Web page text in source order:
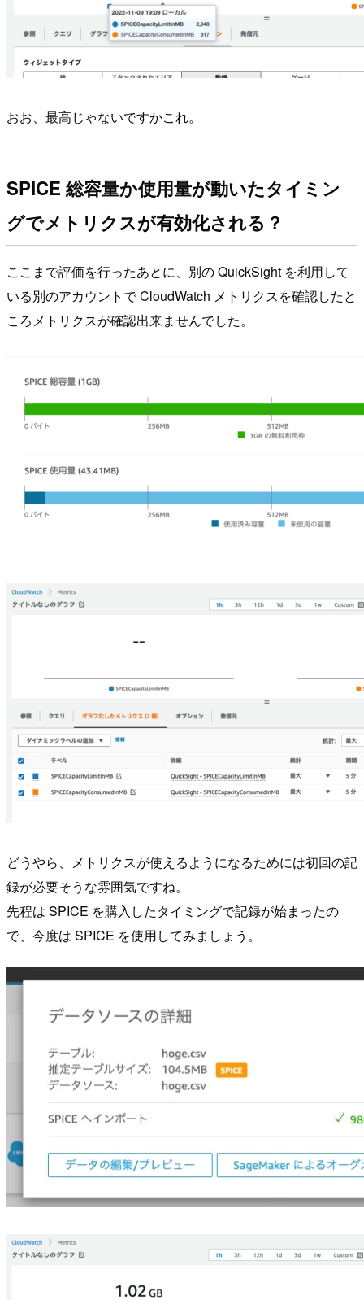
おお、最高じゃないですかこれ。
SPICE 総容量か使用量が動いたタイミン
グでメトリクスが有効化される？
ここまで評価を行ったあとに、別の QuickSight を利用して
いる別のアカウントで CloudWatch メトリクスを確認したと
ころメトリクスが確認出来ませんでした。
どうやら、メトリクスが使えるようになるためには初回の記
録が必要そうな雰囲気ですね。
先程は SPICE を購入したタイミングで記録が始まったの
で、今度は SPICE を使用してみましょう。